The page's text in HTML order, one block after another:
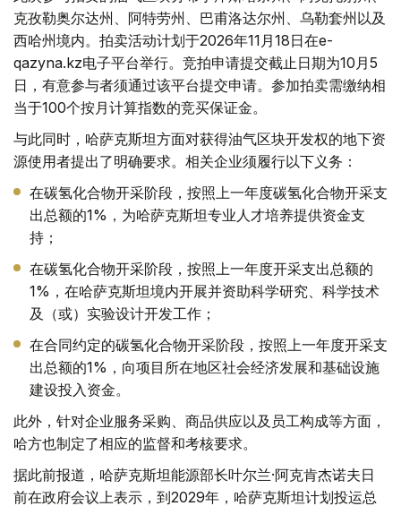
克孜勒奥尔达州、阿特劳州、巴甫洛达尔州、乌勒套州以及
西哈州境内。拍卖活动计划于2026年11月18日在e-
qazyna.kz电子平台举行。竞拍申请提交截止日期为10月5
日，有意参与者须通过该平台提交申请。参加拍卖需缴纳相
当于100个按月计算指数的竞买保证金。
与此同时，哈萨克斯坦方面对获得油气区块开发权的地下资
源使用者提出了明确要求。相关企业须履行以下义务：
在碳氢化合物开采阶段，按照上一年度碳氢化合物开采支
出总额的1%，为哈萨克斯坦专业人才培养提供资金支
持；
在碳氢化合物开采阶段，按照上一年度开采支出总额的
1%，在哈萨克斯坦境内开展并资助科学研究、科学技术
及（或）实验设计开发工作；
在合同约定的碳氢化合物开采阶段，按照上一年度开采支
出总额的1%，向项目所在地区社会经济发展和基础设施
建设投入资金。
此外，针对企业服务采购、商品供应以及员工构成等方面，
哈方也制定了相应的监督和考核要求。
据此前报道，哈萨克斯坦能源部长叶尔兰·阿克肯杰诺夫日
前在政府会议上表示，到2029年，哈萨克斯坦计划投运总